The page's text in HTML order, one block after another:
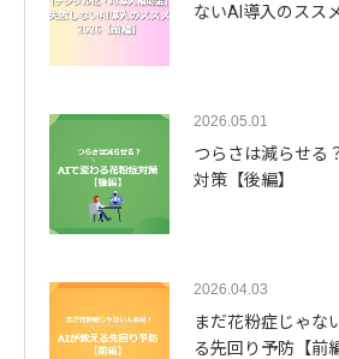
ないAI導入のスス
2026.05.01
つらさは減らせる
対策【後編】
2026.04.03
まだ花粉症じゃな
る先回り予防【前